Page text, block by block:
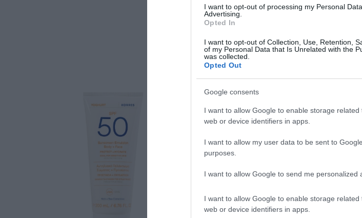
I want to opt-out of processing my Personal
Advertising.
Opted In
I want to opt-out of Collection, Use, Retention,
of my Personal Data that Is Unrelated with the
was collected.
Opted Out
Google consents
I want to allow Google to enable storage
web or device identifiers in apps.
I want to allow my user data to be sent to
purposes.
I want to allow Google to send me personalized
I want to allow Google to enable storage
web or device identifiers in apps.
ΤΟ BODYFACE